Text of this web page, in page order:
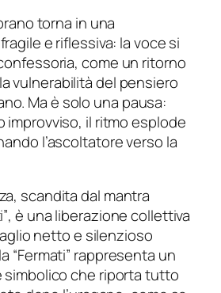
torna in una
e riflessiva: la voce si
come un ritorno
vulnerabilità del pensiero
Ma è solo una pausa:
improvviso, il ritmo esplode
l’ascoltatore verso la
scandita dal mantra
, è una liberazione collettiva
netto e silenzioso
“Fermati” rappresenta un
che riporta tutto